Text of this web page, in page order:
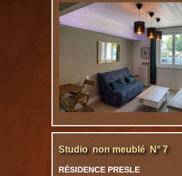
Studio non meublé N° 7
RÉSIDENCE PRESLE